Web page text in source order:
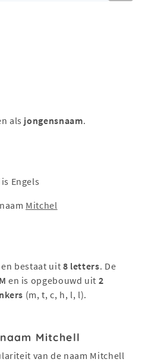
als jongensnaam.
is Engels
Mitchel
bestaat uit 8 letters. De
M en is opgebouwd uit 2
(m, t, c, h, l, l).
Mitchell
van de naam Mitchell